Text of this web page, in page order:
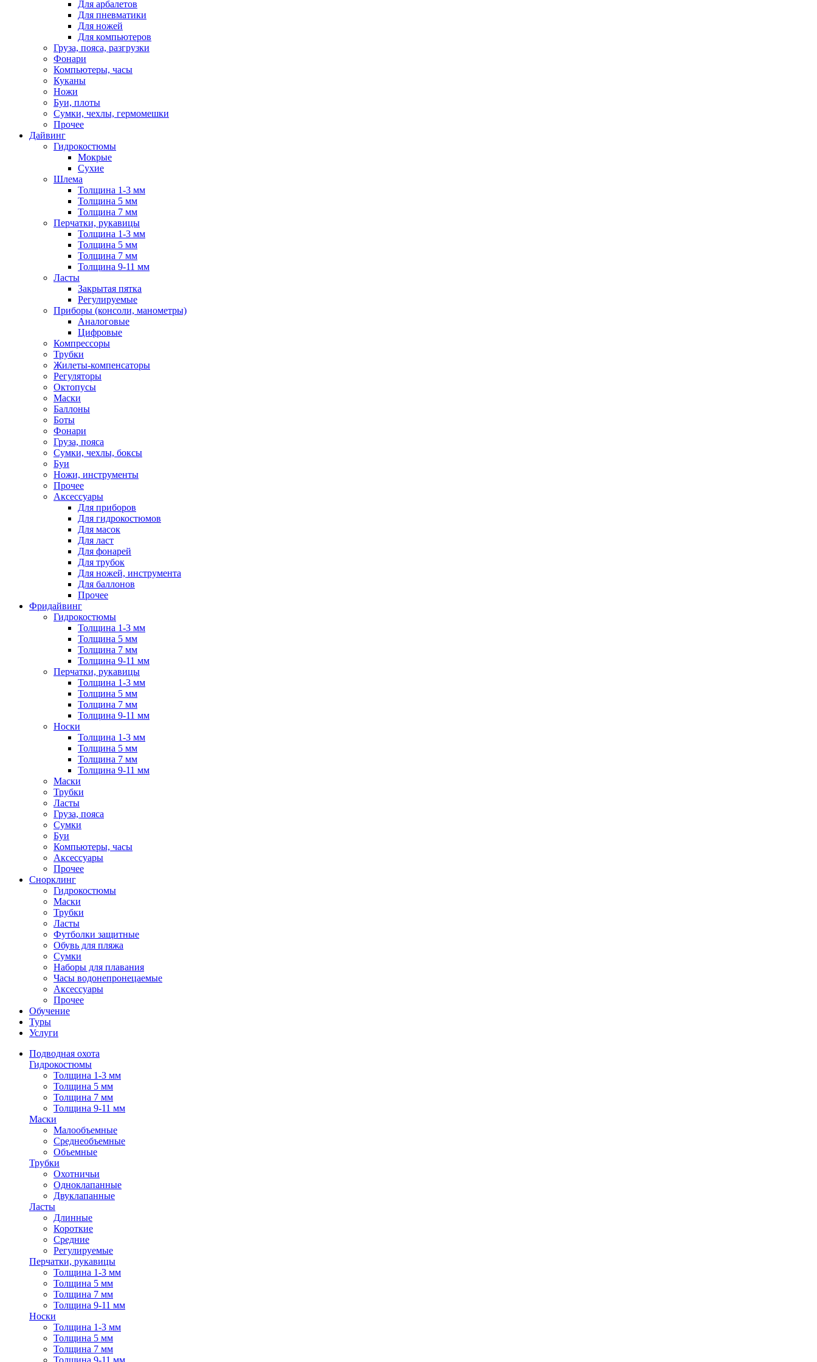
Для арбалетов
Для пневматики
Для ножей
Для компьютеров
Груза, пояса, разгрузки
Фонари
Компьютеры, часы
Куканы
Ножи
Буи, плоты
Сумки, чехлы, гермомешки
Прочее
Дайвинг
Гидрокостюмы
Мокрые
Сухие
Шлема
Толщина 1-3 мм
Толщина 5 мм
Толщина 7 мм
Перчатки, рукавицы
Толщина 1-3 мм
Толщина 5 мм
Толщина 7 мм
Толщина 9-11 мм
Ласты
Закрытая пятка
Регулируемые
Приборы (консоли, манометры)
Аналоговые
Цифровые
Компрессоры
Трубки
Жилеты-компенсаторы
Регуляторы
Октопусы
Маски
Баллоны
Боты
Фонари
Груза, пояса
Сумки, чехлы, боксы
Буи
Ножи, инструменты
Прочее
Аксессуары
Для приборов
Для гидрокостюмов
Для масок
Для ласт
Для фонарей
Для трубок
Для ножей, инструмента
Для баллонов
Прочее
Фридайвинг
Гидрокостюмы
Толщина 1-3 мм
Толщина 5 мм
Толщина 7 мм
Толщина 9-11 мм
Перчатки, рукавицы
Толщина 1-3 мм
Толщина 5 мм
Толщина 7 мм
Толщина 9-11 мм
Носки
Толщина 1-3 мм
Толщина 5 мм
Толщина 7 мм
Толщина 9-11 мм
Маски
Трубки
Ласты
Груза, пояса
Сумки
Буи
Компьютеры, часы
Аксессуары
Прочее
Снорклинг
Гидрокостюмы
Маски
Трубки
Ласты
Футболки защитные
Обувь для пляжа
Сумки
Наборы для плавания
Часы водонепронецаемые
Аксессуары
Прочее
Обучение
Туры
Услуги
Подводная охота
Гидрокостюмы
Толщина 1-3 мм
Толщина 5 мм
Толщина 7 мм
Толщина 9-11 мм
Маски
Малообъемные
Среднеобъемные
Объемные
Трубки
Охотничьи
Одноклапанные
Двуклапанные
Ласты
Длинные
Короткие
Средние
Регулируемые
Перчатки, рукавицы
Толщина 1-3 мм
Толщина 5 мм
Толщина 7 мм
Толщина 9-11 мм
Носки
Толщина 1-3 мм
Толщина 5 мм
Толщина 7 мм
Толщина 9-11 мм